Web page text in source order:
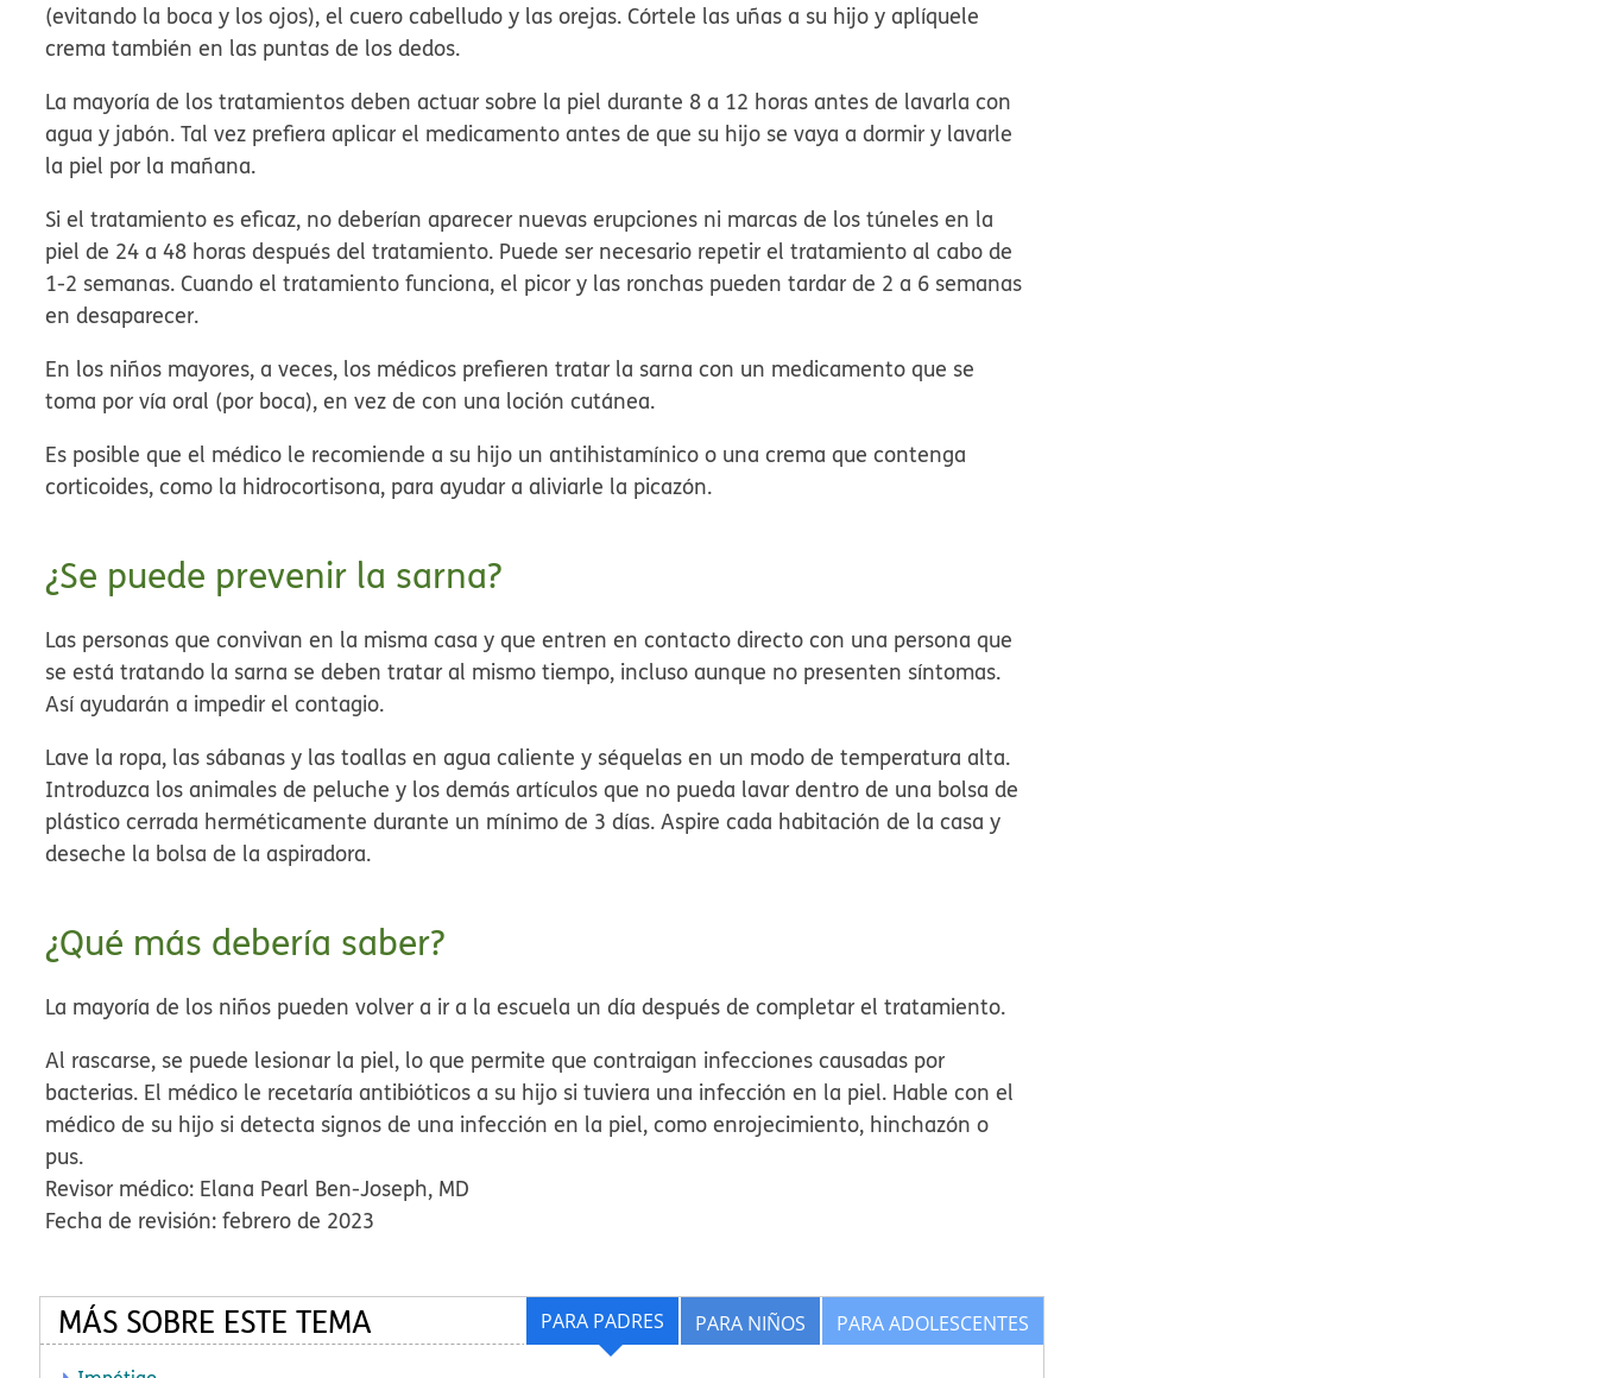
(evitando la boca y los ojos), el cuero cabelludo y las orejas. Córtele las uñas a su hijo y aplíquele
crema también en las puntas de los dedos.
La mayoría de los tratamientos deben actuar sobre la piel durante 8 a 12 horas antes de lavarla con
agua y jabón. Tal vez prefiera aplicar el medicamento antes de que su hijo se vaya a dormir y lavarle
la piel por la mañana.
Si el tratamiento es eficaz, no deberían aparecer nuevas erupciones ni marcas de los túneles en la
piel de 24 a 48 horas después del tratamiento. Puede ser necesario repetir el tratamiento al cabo de
1-2 semanas. Cuando el tratamiento funciona, el picor y las ronchas pueden tardar de 2 a 6 semanas
en desaparecer.
En los niños mayores, a veces, los médicos prefieren tratar la sarna con un medicamento que se
toma por vía oral (por boca), en vez de con una loción cutánea.
Es posible que el médico le recomiende a su hijo un antihistamínico o una crema que contenga
corticoides, como la hidrocortisona, para ayudar a aliviarle la picazón.
¿Se puede prevenir la sarna?
Las personas que convivan en la misma casa y que entren en contacto directo con una persona que
se está tratando la sarna se deben tratar al mismo tiempo, incluso aunque no presenten síntomas.
Así ayudarán a impedir el contagio.
Lave la ropa, las sábanas y las toallas en agua caliente y séquelas en un modo de temperatura alta.
Introduzca los animales de peluche y los demás artículos que no pueda lavar dentro de una bolsa de
plástico cerrada herméticamente durante un mínimo de 3 días. Aspire cada habitación de la casa y
deseche la bolsa de la aspiradora.
¿Qué más debería saber?
La mayoría de los niños pueden volver a ir a la escuela un día después de completar el tratamiento.
Al rascarse, se puede lesionar la piel, lo que permite que contraigan infecciones causadas por
bacterias. El médico le recetaría antibióticos a su hijo si tuviera una infección en la piel. Hable con el
médico de su hijo si detecta signos de una infección en la piel, como enrojecimiento, hinchazón o
pus.
Revisor médico: Elana Pearl Ben-Joseph, MD
Fecha de revisión: febrero de 2023
PARA ADOLESCENTES
PARA NIÑOS
PARA PADRES
MÁS SOBRE ESTE TEMA